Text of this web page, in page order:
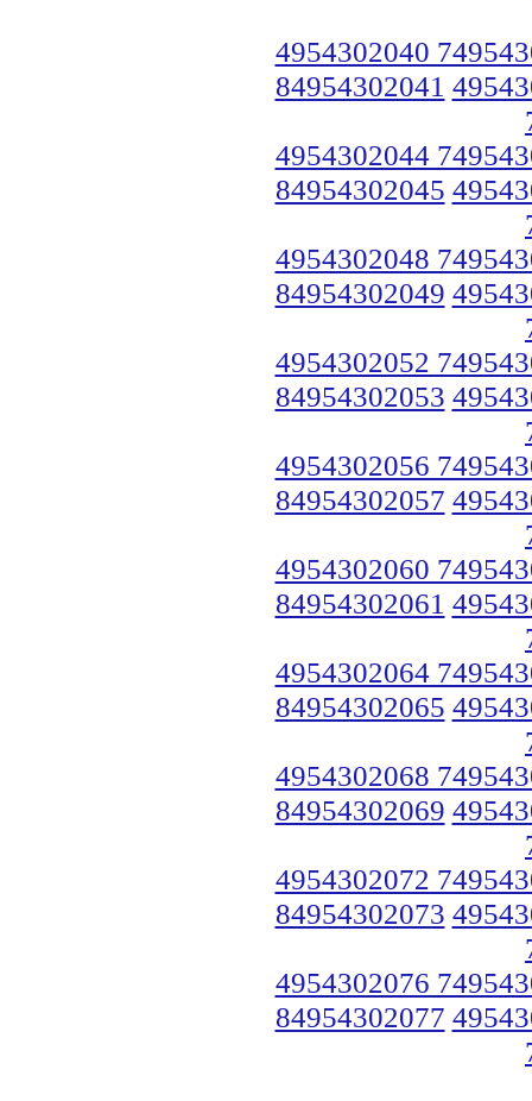
4954302040
84954302041
4954302044
84954302045
4954302048
84954302049
4954302052
84954302053
4954302056
84954302057
4954302060
84954302061
4954302064
84954302065
4954302068
84954302069
4954302072
84954302073
4954302076
84954302077